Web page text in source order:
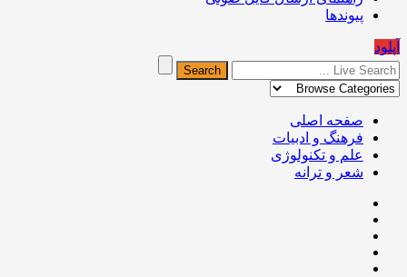
پیوندها
آپلود
صفحه اصلی
فرهنگ و ادبیات
علم و تکنولوژی
شعر و ترانه